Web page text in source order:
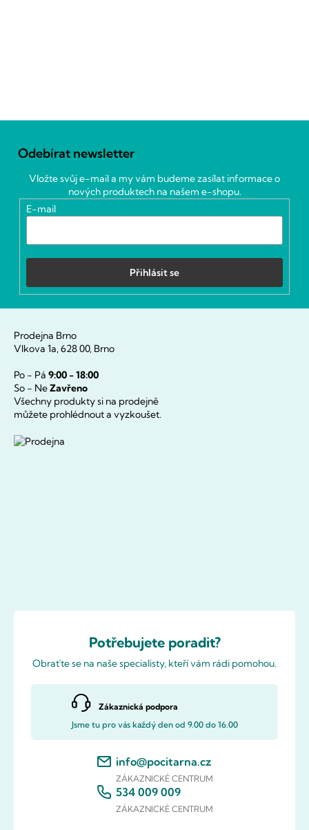
Odebírat newsletter
Vložte svůj e-mail a my vám budeme zasílat informace o
nových produktech na našem e-shopu.
E-mail
Přihlásit se
Prodejna Brno
Vlkova 1a, 628 00, Brno
Po - Pá 9:00 - 18:00
So - NeZavřeno
Všechny produkty si na prodejně
můžete prohlédnout a vyzkoušet.
Potřebujete poradit?
Obraťte se na naše specialisty, kteří vám rádi pomohou.
Zákaznická podpora
Jsme tu pro vás každý den od 9.00 do 16.00
info@pocitarna.cz
ZÁKAZNICKÉ CENTRUM
534 009 009
ZÁKAZNICKÉ CENTRUM